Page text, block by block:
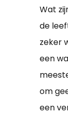
Wat
de
zeker
een
om
een